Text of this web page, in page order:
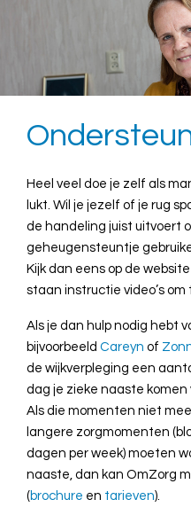
Heel veel doe je zelf als
lukt. Wil je jezelf of je rug
de handeling juist uitvoert
geheugensteuntje
Kijk dan eens op de website
staan instructie video’s om
Als je dan hulp nodig hebt
bijvoorbeeld Careyn of
de wijkverpleging een
dag je zieke naaste komen
Als die momenten niet
langere zorgmomenten
dagen per week) moeten
naaste, dan kan OmZorg
(brochure en tarieven).